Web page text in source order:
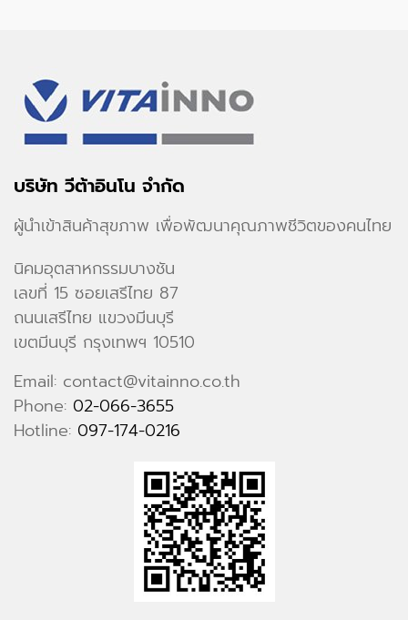
บริษัท วีต้าอินโน จำกัด
ผู้นำเข้าสินค้าสุขภาพ เพื่อพัฒนาคุณภาพชีวิตของคนไทย
นิคมอุตสาหกรรมบางชัน
เลขที่ 15 ซอยเสรีไทย 87
ถนนเสรีไทย แขวงมีนบุรี
เขตมีนบุรี กรุงเทพฯ 10510
Email: contact@vitainno.co.th
Phone: 02-066-3655
Hotline: 097-174-0216